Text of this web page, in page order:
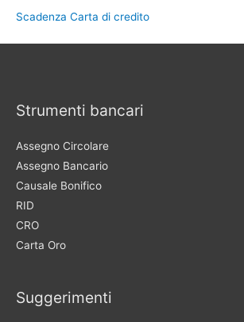
Scadenza Carta di credito
Strumenti bancari
Assegno Circolare
Assegno Bancario
Causale Bonifico
RID
CRO
Carta Oro
Suggerimenti